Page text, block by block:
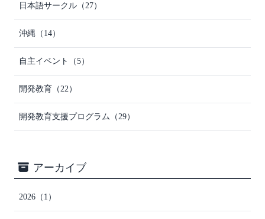
日本語サークル （27）
沖縄 （14）
自主イベント （5）
開発教育 （22）
開発教育支援プログラム （29）
アーカイブ
2026 （1）